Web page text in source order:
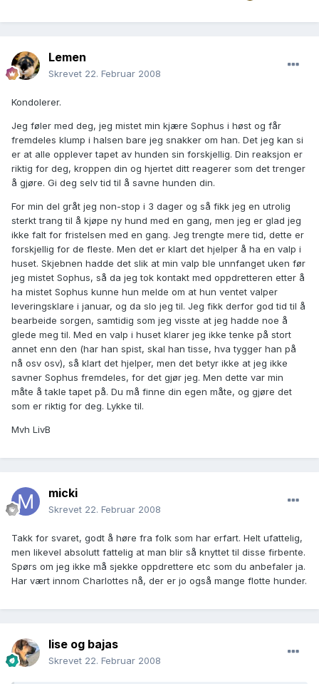
Lemen
Skrevet 22. Februar 2008
Kondolerer.
Jeg føler med deg, jeg mistet min kjære Sophus i høst og får
fremdeles klump i halsen bare jeg snakker om han. Det jeg kan si
er at alle opplever tapet av hunden sin forskjellig. Din reaksjon er
riktig for deg, kroppen din og hjertet ditt reagerer som det trenger
å gjøre. Gi deg selv tid til å savne hunden din.
For min del gråt jeg non-stop i 3 dager og så fikk jeg en utrolig
sterkt trang til å kjøpe ny hund med en gang, men jeg er glad jeg
ikke falt for fristelsen med en gang. Jeg trengte mere tid, dette er
forskjellig for de fleste. Men det er klart det hjelper å ha en valp i
huset. Skjebnen hadde det slik at min valp ble unnfanget uken før
jeg mistet Sophus, så da jeg tok kontakt med oppdretteren etter å
ha mistet Sophus kunne hun melde om at hun ventet valper
leveringsklare i januar, og da slo jeg til. Jeg fikk derfor god tid til å
bearbeide sorgen, samtidig som jeg visste at jeg hadde noe å
glede meg til. Med en valp i huset klarer jeg ikke tenke på stort
annet enn den (har han spist, skal han tisse, hva tygger han på
nå osv osv), så klart det hjelper, men det betyr ikke at jeg ikke
savner Sophus fremdeles, for det gjør jeg. Men dette var min
måte å takle tapet på. Du må finne din egen måte, og gjøre det
som er riktig for deg. Lykke til.
Mvh LivB
micki
Skrevet 22. Februar 2008
Takk for svaret, godt å høre fra folk som har erfart. Helt ufattelig,
men likevel absolutt fattelig at man blir så knyttet til disse firbente.
Spørs om jeg ikke må sjekke oppdrettere etc som du anbefaler ja.
Har vært innom Charlottes nå, der er jo også mange flotte hunder.
lise og bajas
Skrevet 22. Februar 2008